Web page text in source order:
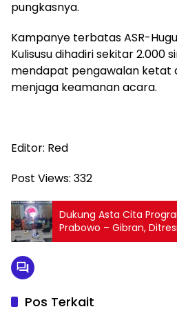
pungkasnya.
Kampanye terbatas ASR-
Kulisusu dihadiri sekitar 2.000
mendapat pengawalan ketat
menjaga keamanan acara.
Editor: Red
Post Views: 332
Dukung Asta Cita
Prabowo – Gibran,
Sultra Ungkap Kasus
Pos Terkait